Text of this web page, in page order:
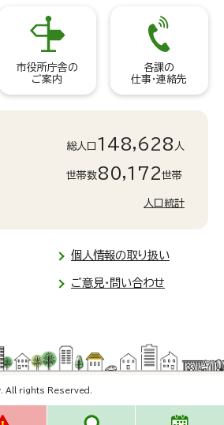
市役所庁舎の
ご案内
各課の
仕事・連絡先
総人口 148,628 人
世帯数80,172世帯
人口統計
個人情報の取り扱い
ご意見・問い合わせ
All rights Reserved.